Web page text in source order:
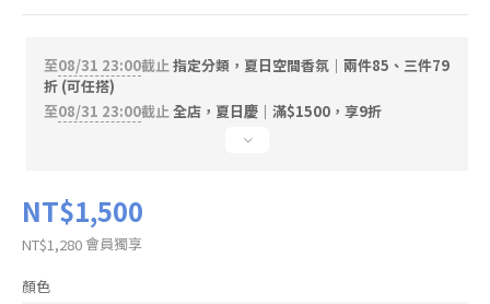
至08/31 23:00截止指定分類，夏日空間香氛｜兩件85、三件79
折 (可任搭)
至08/31 23:00截止全店，夏日慶｜滿$1500，享9折
NT$1,500
NT$1,280會員獨享
顏色